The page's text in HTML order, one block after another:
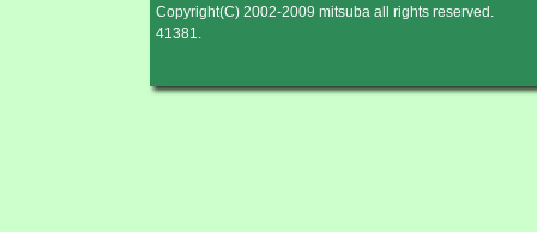
Copyright(C) 2002-2009 mitsuba all rights reserved.
41381.